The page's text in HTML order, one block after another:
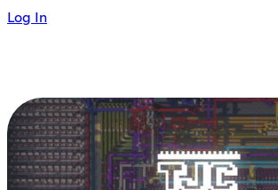
Log In